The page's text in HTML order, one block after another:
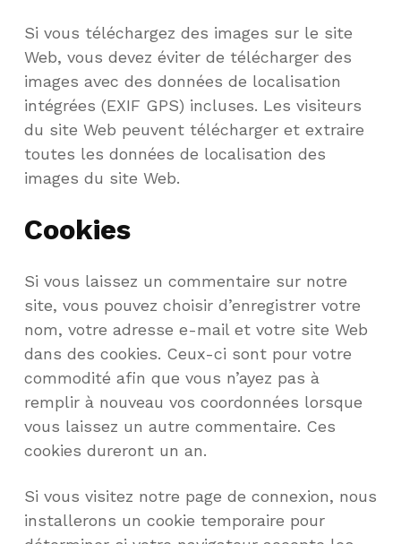
Si vous téléchargez des images sur le site
Web, vous devez éviter de télécharger des
images avec des données de localisation
intégrées (EXIF GPS) incluses. Les visiteurs
du site Web peuvent télécharger et extraire
toutes les données de localisation des
images du site Web.
Cookies
Si vous laissez un commentaire sur notre
site, vous pouvez choisir d’enregistrer votre
nom, votre adresse e-mail et votre site Web
dans des cookies. Ceux-ci sont pour votre
commodité afin que vous n’ayez pas à
remplir à nouveau vos coordonnées lorsque
vous laissez un autre commentaire. Ces
cookies dureront un an.
Si vous visitez notre page de connexion, nous
installerons un cookie temporaire pour